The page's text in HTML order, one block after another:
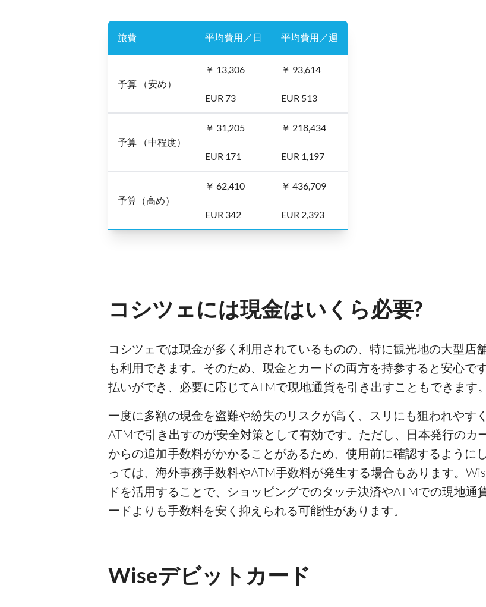
旅費 平均費用／日 平均費用／週
予算 （安め）
￥ 13,306
EUR 73
￥ 93,614
EUR 513
予算 （中程度）
￥ 31,205
EUR 171
￥ 218,434
EUR 1,197
予算（高め）
￥ 62,410
EUR 342
￥ 436,709
EUR 2,393
コシツェには現金はいくら必要?
コシツェでは現金が多く利用されているものの、特に観光地の大型店
も利用できます。そのため、現金とカードの両方を持参すると安心で
払いができ、必要に応じてATMで現地通貨を引き出すこともできます。
一度に多額の現金を盗難や紛失のリスクが高く、スリにも狙われやす
ATMで引き出すのが安全対策として有効です。ただし、日本発行のカ
からの追加手数料がかかることがあるため、使用前に確認するように
っては、海外事務手数料やATM手数料が発生する場合もあります。
ドを活用することで、ショッピングでのタッチ決済やATMでの現地通
ードよりも手数料を安く抑えられる可能性があります。
Wiseデビットカード